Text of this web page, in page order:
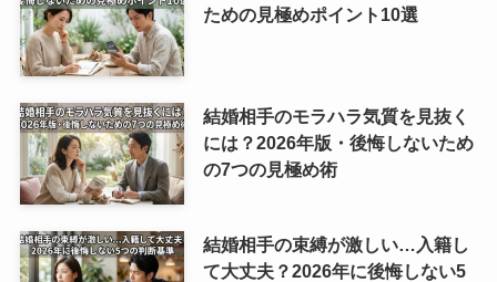
ための見極めポイント10選
結婚相手のモラハラ気質を見抜く
には？2026年版・後悔しないため
の7つの見極め術
結婚相手の束縛が激しい…入籍し
て大丈夫？2026年に後悔しない5